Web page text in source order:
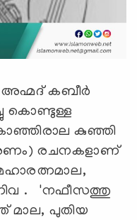
അഹ്മദ് കബീർ
കൊണ്ടുള്ള
കുഞ്ഞി
മരണം) രചനകളാണ്
. 'നഫീസത്തു
മാല, പുതിയ